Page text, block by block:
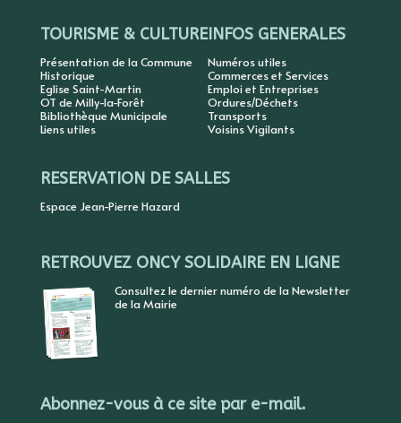
TOURISME & CULTURE
Présentation de la Commune
Historique
Eglise Saint-Martin
OT de Milly-la-Forêt
Bibliothèque Municipale
Liens utiles
INFOS GENERALES
Numéros utiles
Commerces et Services
Emploi et Entreprises
Ordures/Déchets
Transports
Voisins Vigilants
RESERVATION DE SALLES
Espace Jean-Pierre Hazard
RETROUVEZ ONCY SOLIDAIRE EN LIGNE
Consultez le dernier numéro de la Newsletter
de la Mairie
Abonnez-vous à ce site par e-mail.